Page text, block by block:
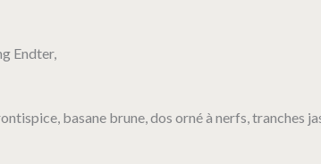
Endter,
basane brune, dos orné à nerfs, tranches